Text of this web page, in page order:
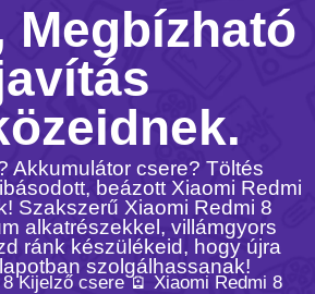
Megbízható
Akkumulátor csere? Töltés
beázott Xiaomi Redmi
Szakszerű Xiaomi Redmi 8
alkatrészekkel, villámgyors
ránk készülékeid, hogy újra
szolgálhassanak!
8 Kijelző csere 🪫 Xiaomi Redmi 8